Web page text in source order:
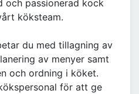
och passionerad kock
köksteam.
du med tillagning av
av menyer samt
och ordning i köket.
för att ge